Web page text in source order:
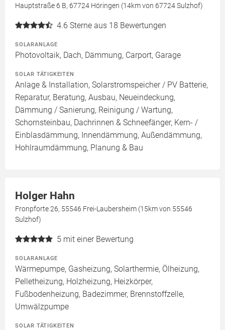
Hauptstraße 6 B, 67724 Höringen (14km von 67724 Sulzhof)
4.6 Sterne aus 18 Bewertungen
SOLARANLAGE
Photovoltaik, Dach, Dämmung, Carport, Garage
SOLAR TÄTIGKEITEN
Anlage & Installation, Solarstromspeicher / PV Batterie,
Reparatur, Beratung, Ausbau, Neueindeckung,
Dämmung / Sanierung, Reinigung / Wartung,
Schornsteinbau, Dachrinnen & Schneefänger, Kern- /
Einblasdämmung, Innendämmung, Außendämmung,
Hohlraumdämmung, Planung & Bau
Holger Hahn
Fronpforte 26, 55546 Frei-Laubersheim (15km von 55546
Sulzhof)
5 mit einer Bewertung
SOLARANLAGE
Wärmepumpe, Gasheizung, Solarthermie, Ölheizung,
Pelletheizung, Holzheizung, Heizkörper,
Fußbodenheizung, Badezimmer, Brennstoffzelle,
Umwälzpumpe
SOLAR TÄTIGKEITEN